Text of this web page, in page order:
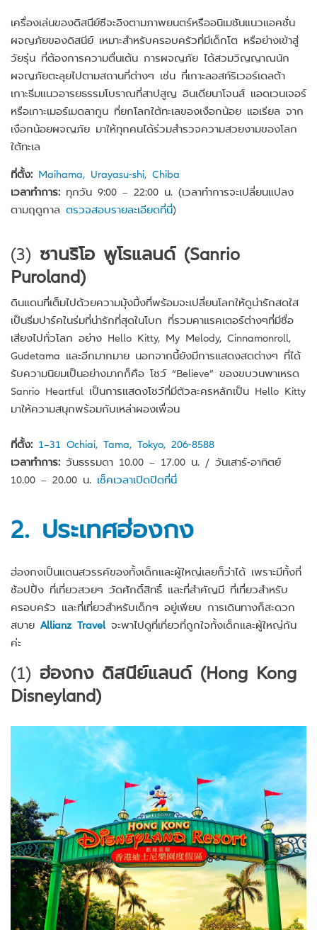
เครื่องเล่นของดิสนีย์ซีจะอิงตามภาพยนตร์หรืออนิเมชันแนวแอคชั่น
ผจญภัยของดิสนีย์ เหมาะสำหรับครอบครัวที่มีเด็กโต หรือย่างเข้าสู่
วัยรุ่น ที่ต้องการความตื่นเต้น การผจญภัย ได้สวมวิญญาณนัก
ผจญภัยตะลุยไปตามสถานที่ต่างๆ เช่น ที่เกาะลอสท์ริเวอร์เดลต้า
เกาะธีมแนวอารยธรรมโบราณที่สาปสูญ อินเดียนาโจนส์ แอดเวนเจอร์
หรือเกาะเมอร์เมดลากูน ที่ยกโลกใต้ทะเลของเงือกน้อย แอเรียล จาก
เงือกน้อยผจญภัย มาให้ทุกคนได้ร่วมสำรวจความสวยงามของโลก
ใต้ทะเล
ที่ตั้ง: Maihama, Urayasu-shi, Chiba
เวลาทำการ: ทุกวัน 9:00 – 22:00 น. (เวลาทำการจะเปลี่ยนแปลง
ตามฤดูกาล ตรวจสอบรายละเอียดที่นี่)
(3) ซานริโอ พูโรแลนด์ (Sanrio
Puroland)
ดินแดนที่เต็มไปด้วยความมุ้งมิ้งที่พร้อมจะเปลี่ยนโลกให้ดูน่ารักสดใส
เป็นธีมปาร์คในร่มที่น่ารักที่สุดในโบก ที่รวมคาแรคเตอร์ต่างๆที่มีชื่อ
เสียงไปทั่วโลก อย่าง Hello Kitty, My Melody, Cinnamonroll,
Gudetama และอีกมากมาย นอกจากนี้ยังมีการแสดงสดต่างๆ ที่ได้
รับความนิยมเป็นอย่างมากก็คือ โชว์ “Believe” ของขบวนพาเหรด
Sanrio Heartful เป็นการแสดงโชว์ที่มีตัวละครหลักเป็น Hello Kitty
มาให้ความสนุกพร้อมกับเหล่าผองเพื่อน
ที่ตั้ง: 1−31 Ochiai, Tama, Tokyo, 206-8588
เวลาทำการ: วันธรรมดา 10.00 – 17.00 น. / วันเสาร์-อาทิตย์
10.00 – 20.00 น. เช็คเวลาเปิดปิดที่นี่
2. ประเทศฮ่องกง
ฮ่องกงเป็นแดนสวรรค์ของทั้งเด็กและผู้ใหญ่เลยก็ว่าได้ เพราะมีทั้งที่
ช้อปปิ้ง ที่เที่ยวสวยๆ วัดศักดิ์สิทธิ์ และที่สำคัญมี ที่เที่ยวสำหรับ
ครอบครัว และที่เที่ยวสำหรับเด็กๆ อยู่เพียบ การเดินทางก็สะดวก
สบาย Allianz Travel จะพาไปดูที่เที่ยวที่ถูกใจทั้งเด็กและผู้ใหญ่กัน
ค่ะ
(1) ฮ่องกง ดิสนีย์แลนด์ (Hong Kong
Disneyland)